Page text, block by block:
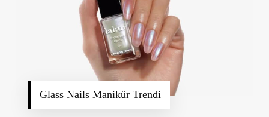
Glass Nails Manikür Trendi